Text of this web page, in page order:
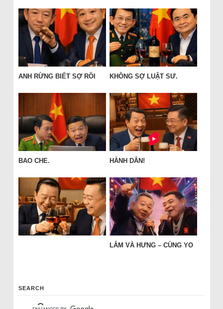
ANH RỪNG BIẾT SỢ RỒI KHÔNG SỢ LUẬT SƯ.
BAO CHE. HÀNH DÂN!
LÂM VÀ HƯNG – CÙNG YO
SEARCH